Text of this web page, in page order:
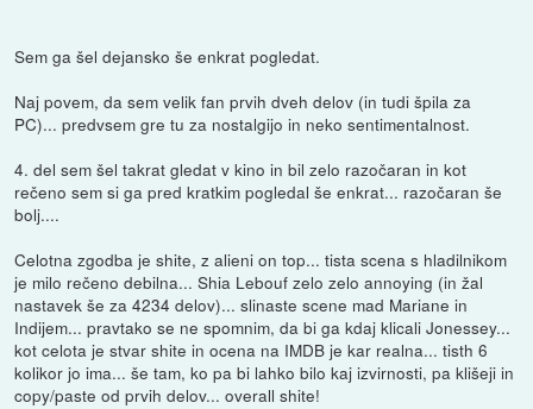
Sem ga šel dejansko še enkrat pogledat.
Naj povem, da sem velik fan prvih dveh delov (in tudi špila za
PC)... predvsem gre tu za nostalgijo in neko sentimentalnost.
4. del sem šel takrat gledat v kino in bil zelo razočaran in kot
rečeno sem si ga pred kratkim pogledal še enkrat... razočaran še
bolj....
Celotna zgodba je shite, z alieni on top... tista scena s hladilnikom
je milo rečeno debilna... Shia Lebouf zelo zelo annoying (in žal
nastavek še za 4234 delov)... slinaste scene mad Mariane in
Indijem... pravtako se ne spomnim, da bi ga kdaj klicali Jonessey...
kot celota je stvar shite in ocena na IMDB je kar realna... tisth 6
kolikor jo ima... še tam, ko pa bi lahko bilo kaj izvirnosti, pa klišeji in
copy/paste od prvih delov... overall shite!